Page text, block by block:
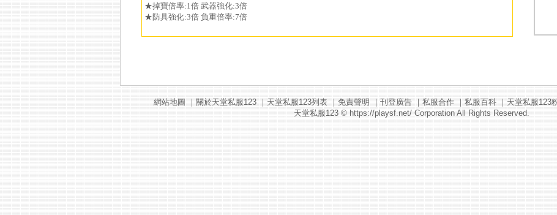
★掉寶倍率:1倍 武器強化:3倍
★防具強化:3倍 負重倍率:7倍
網站地圖 ｜ 關於天堂私服123｜ 天堂私服123列表｜ 免責聲明 ｜ 刊登廣告｜ 私服合作｜ 私服百科｜ 天堂私服123
天堂私服123© https://playsf.net/ Corporation All Rights Reserved.